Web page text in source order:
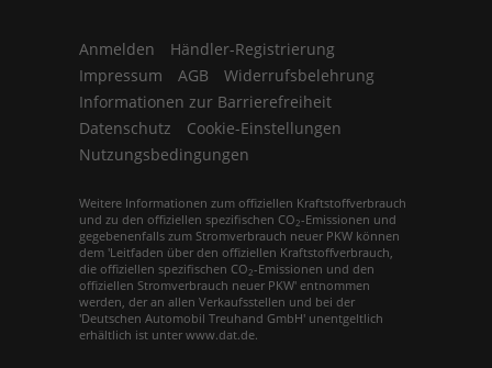
Anmelden
Händler-Registrierung
Impressum
AGB
Widerrufsbelehrung
Informationen zur Barrierefreiheit
Datenschutz
Cookie-Einstellungen
Nutzungsbedingungen
Weitere Informationen zum offiziellen Kraftstoffverbrauch
und zu den offiziellen spezifischen CO 2-Emissionen und
gegebenenfalls zum Stromverbrauch neuer PKW können
dem 'Leitfaden über den offiziellen Kraftstoffverbrauch,
die offiziellen spezifischen CO 2-Emissionen und den
offiziellen Stromverbrauch neuer PKW' entnommen
werden, der an allen Verkaufsstellen und bei der
'Deutschen Automobil Treuhand GmbH' unentgeltlich
erhältlich ist unter www.dat.de.